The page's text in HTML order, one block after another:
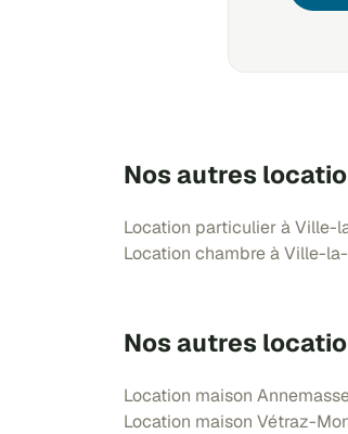
Nos autres
Location particulier à Ville-
Location chambre à Ville-
Nos autres
Location maison
Location maison Vétraz-